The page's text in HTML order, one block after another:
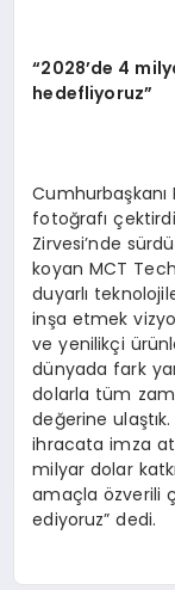
“2028’de 4
hedefliyoruz”
Cumhurbaşkanı
fotoğrafı
Zirvesi’nde
koyan MCT
duyarlı
inşa etmek
ve yenilikçi
dünyada fark
dolarla tüm
değerine ulaştık.
ihracata imza
milyar dolar
amaçla özverili
ediyoruz” dedi.